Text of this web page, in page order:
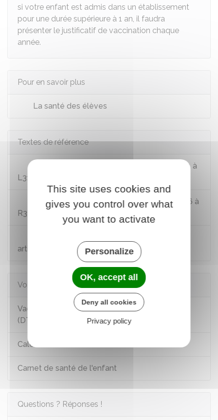
si votre enfant est admis dans un établissement
pour une durée supérieure à 1 an, il faudra
présenter le justificatif de vaccination chaque
année.
Pour en savoir plus
La santé des élèves
Textes de référence
Code de la santé publique : articles L3111-1 à
L3111-11
Code de la santé publique : articles D3111-6 à
R3111-8
articles R227-5 à R227-11
Voir aussi
Vaccination : diphtérie, tétanos, poliomyélite
(DTP)
Calendrier des vaccinations
Carnet de santé de l'enfant
Questions ? Réponses !
This site uses cookies and
gives you control over what
you want to activate
Personalize
OK, accept all
Deny all cookies
Privacy policy